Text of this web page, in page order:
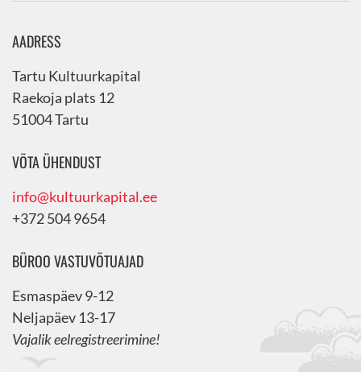
AADRESS
Tartu Kultuurkapital
Raekoja plats 12
51004 Tartu
VÕTA ÜHENDUST
info@kultuurkapital.ee
+372 504 9654
BÜROO VASTUVÕTUAJAD
Esmaspäev 9-12
Neljapäev 13-17
Vajalik eelregistreerimine!